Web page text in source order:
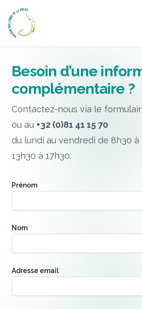
Maison Wallonne de la Pêche
Besoin d’une
complémentaire ?
Contactez-nous via le
ou au +32 (0)81 41 15 70
du lundi au vendredi de 8h30 à
13h30 à 17h30.
Prénom
Nom
Adresse email